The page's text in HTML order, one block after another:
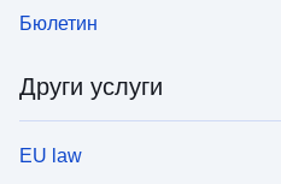
Бюлетин
Други услуги
EU law